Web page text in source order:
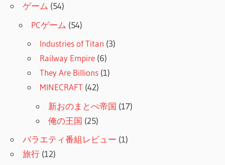
ゲーム (54)
PCゲーム (54)
Industries of Titan (3)
Railway Empire (6)
They Are Billions (1)
MINECRAFT (42)
新おのまとぺ帝国 (17)
俺の王国 (25)
バラエティ番組レビュー (1)
旅行 (12)